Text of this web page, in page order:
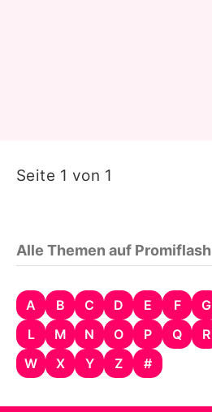
Seite 1 von 1
Alle Themen auf Promiflash
A B C D E F G
L
M N O P Q R
W
X Y Z #